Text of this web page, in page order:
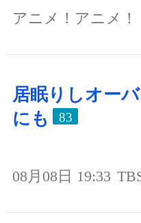
アニメ！アニメ！
居眠りしオー
にも
83
08月08日 19:33